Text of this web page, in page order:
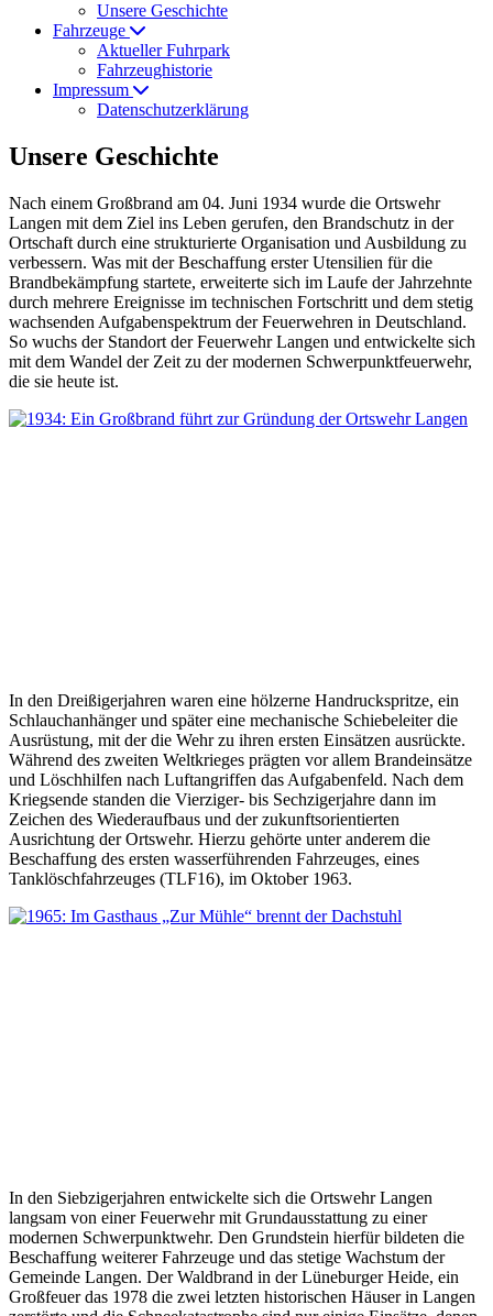
Unsere Geschichte
Fahrzeuge
Aktueller Fuhrpark
Fahrzeughistorie
Impressum
Datenschutzerklärung
Unsere Geschichte
Nach einem Großbrand am 04. Juni 1934 wurde die Ortswehr
Langen mit dem Ziel ins Leben gerufen, den Brandschutz in der
Ortschaft durch eine strukturierte Organisation und Ausbildung zu
verbessern. Was mit der Beschaffung erster Utensilien für die
Brandbekämpfung startete, erweiterte sich im Laufe der Jahrzehnte
durch mehrere Ereignisse im technischen Fortschritt und dem stetig
wachsenden Aufgabenspektrum der Feuerwehren in Deutschland.
So wuchs der Standort der Feuerwehr Langen und entwickelte sich
mit dem Wandel der Zeit zu der modernen Schwerpunktfeuerwehr,
die sie heute ist.
In den Dreißigerjahren waren eine hölzerne Handruckspritze, ein
Schlauchanhänger und später eine mechanische Schiebeleiter die
Ausrüstung, mit der die Wehr zu ihren ersten Einsätzen ausrückte.
Während des zweiten Weltkrieges prägten vor allem Brandeinsätze
und Löschhilfen nach Luftangriffen das Aufgabenfeld. Nach dem
Kriegsende standen die Vierziger- bis Sechzigerjahre dann im
Zeichen des Wiederaufbaus und der zukunftsorientierten
Ausrichtung der Ortswehr. Hierzu gehörte unter anderem die
Beschaffung des ersten wasserführenden Fahrzeuges, eines
Tanklöschfahrzeuges (TLF16), im Oktober 1963.
In den Siebzigerjahren entwickelte sich die Ortswehr Langen
langsam von einer Feuerwehr mit Grundausstattung zu einer
modernen Schwerpunktwehr. Den Grundstein hierfür bildeten die
Beschaffung weiterer Fahrzeuge und das stetige Wachstum der
Gemeinde Langen. Der Waldbrand in der Lüneburger Heide, ein
Großfeuer das 1978 die zwei letzten historischen Häuser in Langen